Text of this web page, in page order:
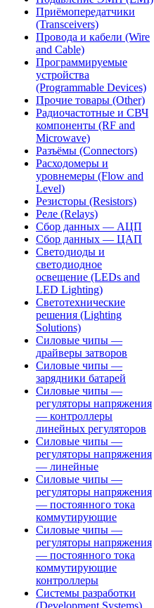
Приёмопередатчики
(Transceivers)
Провода и кабели (Wire
and Cable)
Программируемые
устройства
(Programmable Devices)
Прочие товары (Other)
Радиочастотные и СВЧ
компоненты (RF and
Microwave)
Разъёмы (Connectors)
Расходомеры и
уровнемеры (Flow and
Level)
Резисторы (Resistors)
Реле (Relays)
Сбор данных — АЦП
Сбор данных — ЦАП
Светодиоды и
светодиодное
освещение (LEDs and
LED Lighting)
Светотехнические
решения (Lighting
Solutions)
Силовые чипы —
драйверы затворов
Силовые чипы —
зарядники батарей
Силовые чипы —
регуляторы напряжения
— контроллеры
линейных регуляторов
Силовые чипы —
регуляторы напряжения
— линейные
Силовые чипы —
регуляторы напряжения
— постоянного тока
коммутирующие
Силовые чипы —
регуляторы напряжения
— постоянного тока
коммутирующие
контроллеры
Системы разработки
(Development Systems)